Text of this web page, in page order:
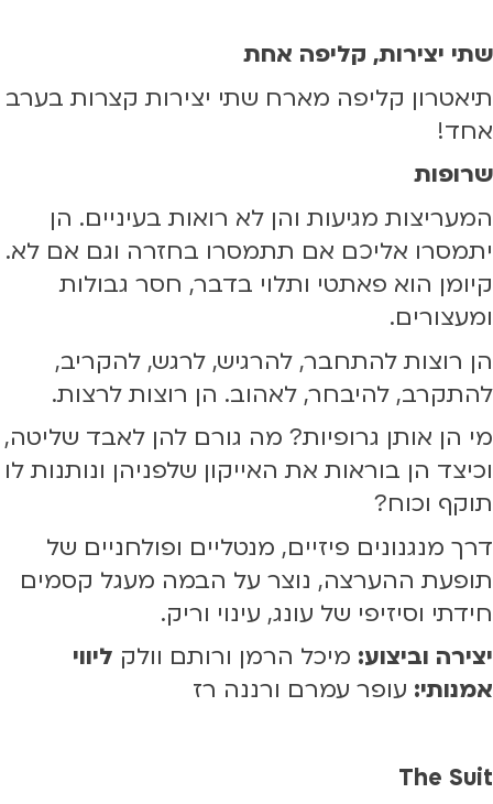
שתי יצירות, קליפה אחת
תיאטרון קליפה מארח שתי יצירות קצרות בערב
אחד!
שרופות
המעריצות מגיעות והן לא רואות בעיניים. הן
יתמסרו אליכם אם תתמסרו בחזרה וגם אם לא.
קיומן הוא פאתטי ותלוי בדבר, חסר גבולות
ומעצורים.
הן רוצות להתחבר, להרגיש, לרגש, להקריב,
להתקרב, להיבחר, לאהוב. הן רוצות לרצות.
מי הן אותן גרופיות? מה גורם להן לאבד שליטה,
וכיצד הן בוראות את האייקון שלפניהן ונותנות לו
תוקף וכוח?
דרך מנגנונים פיזיים, מנטליים ופולחניים של
תופעת ההערצה, נוצר על הבמה מעגל קסמים
חידתי וסיזיפי של עונג, עינוי וריק.
יצירה וביצוע: מיכל הרמן ורותם וולק ליווי
אמנותי: עופר עמרם ורננה רז
The Suit